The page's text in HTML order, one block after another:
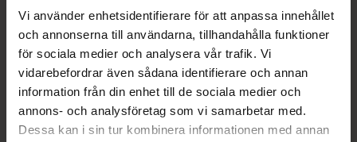
Vi använder enhetsidentifierare för att anpassa innehållet
och annonserna till användarna, tillhandahålla funktioner
för sociala medier och analysera vår trafik. Vi
vidarebefordrar även sådana identifierare och annan
information från din enhet till de sociala medier och
annons- och analysföretag som vi samarbetar med.
Dessa kan i sin tur kombinera informationen med annan
Beskrivning
Läs alltid bipacksedeln innan
användning.